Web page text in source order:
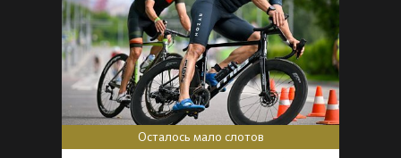
Осталось мало слотов